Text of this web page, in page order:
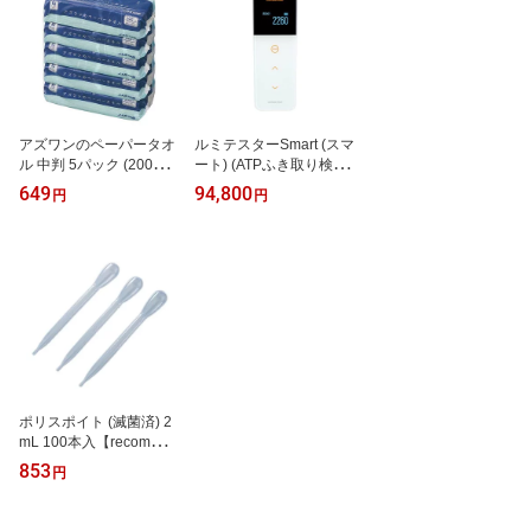
アズワンのペーパータオ
ル 中判 5パック (200枚*
5袋入) 日本製 再生紙10
0%
649 円
ルミテスターSmart (スマ
ート) (ATPふき取り検査
システム) 61234
94,800 円
ポリスポイト (滅菌済) 2
mL 100本入【recommen
d】
853 円